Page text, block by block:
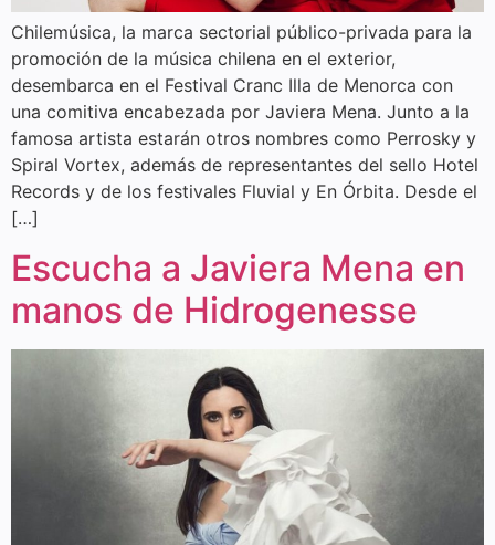
Chilemúsica, la marca sectorial público-privada para la
promoción de la música chilena en el exterior,
desembarca en el Festival Cranc Illa de Menorca con
una comitiva encabezada por Javiera Mena. Junto a la
famosa artista estarán otros nombres como Perrosky y
Spiral Vortex, además de representantes del sello Hotel
Records y de los festivales Fluvial y En Órbita. Desde el
[…]
Escucha a Javiera Mena en
manos de Hidrogenesse